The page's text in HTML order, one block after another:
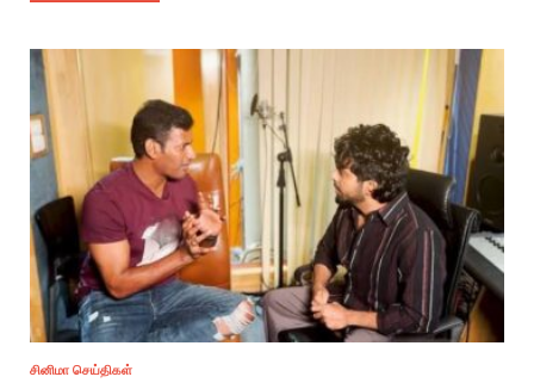
சினிமா செய்திகள்